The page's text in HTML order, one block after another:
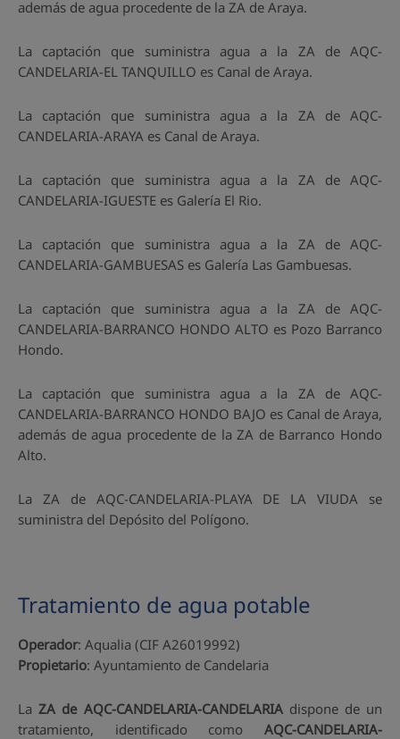
además de agua procedente de la ZA de Araya.
La captación que suministra agua a la ZA de AQC-
CANDELARIA-EL TANQUILLO es Canal de Araya.
La captación que suministra agua a la ZA de AQC-
CANDELARIA-ARAYA es Canal de Araya.
La captación que suministra agua a la ZA de AQC-
CANDELARIA-IGUESTE es Galería El Rio.
La captación que suministra agua a la ZA de AQC-
CANDELARIA-GAMBUESAS es Galería Las Gambuesas.
La captación que suministra agua a la ZA de AQC-
CANDELARIA-BARRANCO HONDO ALTO es Pozo Barranco
Hondo.
La captación que suministra agua a la ZA de AQC-
CANDELARIA-BARRANCO HONDO BAJO es Canal de Araya,
además de agua procedente de la ZA de Barranco Hondo
Alto.
La ZA de AQC-CANDELARIA-PLAYA DE LA VIUDA se
suministra del Depósito del Polígono.
Tratamiento de agua potable
Operador: Aqualia (CIF A26019992)
Propietario: Ayuntamiento de Candelaria
LaZA de AQC-CANDELARIA-CANDELARIAdispone de un
tratamiento, identificado como AQC-CANDELARIA-